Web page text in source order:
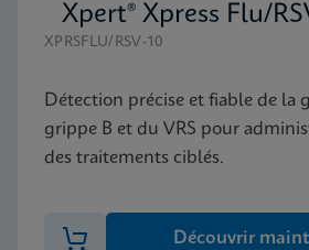
Xpert® Xpress Flu/
XPRSFLU/RSV-10
Détection précise et fiable de la
grippe B et du VRS pour
des traitements ciblés.
Découvrir